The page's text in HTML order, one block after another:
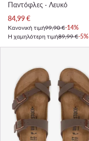
Παντόφλες · Λευκό
Τρέχουσα τιμή
84,99€
Κανονική τιμή99,90 €-14%
Η χαμηλότερη τιμή89,99 €-5%